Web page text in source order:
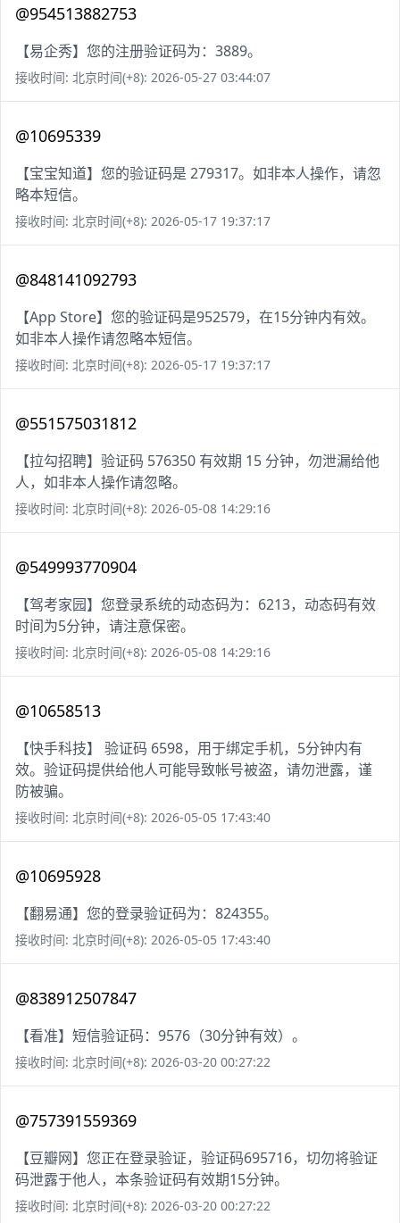
@954513882753
【易企秀】您的注册验证码为：3889。
接收时间: 北京时间(+8): 2026-05-27 03:44:07
@10695339
【宝宝知道】您的验证码是 279317。如非本人操作，请忽
略本短信。
接收时间: 北京时间(+8): 2026-05-17 19:37:17
@848141092793
【App Store】您的验证码是952579，在15分钟内有效。
如非本人操作请忽略本短信。
接收时间: 北京时间(+8): 2026-05-17 19:37:17
@551575031812
【拉勾招聘】验证码 576350 有效期 15 分钟，勿泄漏给他
人，如非本人操作请忽略。
接收时间: 北京时间(+8): 2026-05-08 14:29:16
@549993770904
【驾考家园】您登录系统的动态码为：6213，动态码有效
时间为5分钟，请注意保密。
接收时间: 北京时间(+8): 2026-05-08 14:29:16
@10658513
【快手科技】 验证码 6598，用于绑定手机，5分钟内有
效。验证码提供给他人可能导致帐号被盗，请勿泄露，谨
防被骗。
接收时间: 北京时间(+8): 2026-05-05 17:43:40
@10695928
【翻易通】您的登录验证码为：824355。
接收时间: 北京时间(+8): 2026-05-05 17:43:40
@838912507847
【看准】短信验证码：9576（30分钟有效）。
接收时间: 北京时间(+8): 2026-03-20 00:27:22
@757391559369
【豆瓣网】您正在登录验证，验证码695716，切勿将验证
码泄露于他人，本条验证码有效期15分钟。
接收时间: 北京时间(+8): 2026-03-20 00:27:22